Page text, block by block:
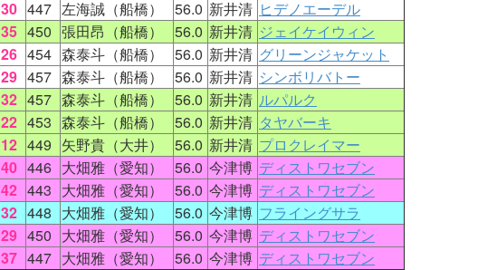
30 447 左海誠（船橋） 56.0 新井清 ヒデノエーデル
35 450 張田昂（船橋） 56.0 新井清 ジェイケイウィン
26 454 森泰斗（船橋） 56.0 新井清 グリーンジャケット
29 457 森泰斗（船橋） 56.0 新井清 シンボリバトー
32 457 森泰斗（船橋） 56.0 新井清 ルパルク
22 453 森泰斗（船橋） 56.0 新井清 タヤバーキ
12 449 矢野貴（大井） 56.0 新井清 プロクレイマー
40 446 大畑雅（愛知） 56.0 今津博 ディストワセブン
42 443 大畑雅（愛知） 56.0 今津博 ディストワセブン
32 448 大畑雅（愛知） 56.0 今津博 フライングサラ
29 450 大畑雅（愛知） 56.0 今津博 ディストワセブン
37 447 大畑雅（愛知） 56.0 今津博 ディストワセブン